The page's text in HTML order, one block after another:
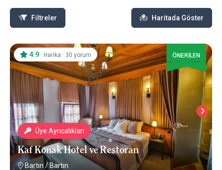
Filtreler Haritada Göster
Üye Ayrıcalıkları
Kaf Konak Hotel ve Restoran
Bartın / Bartın
4.9 · Harika · 30 yorum ÖNERİLEN